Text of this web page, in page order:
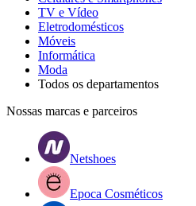
TV e Vídeo
Eletrodomésticos
Móveis
Informática
Moda
Todos os departamentos
Nossas marcas e parceiros
Netshoes
Epoca Cosméticos